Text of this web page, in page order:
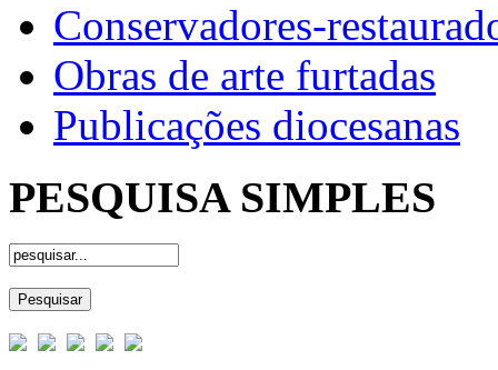
Conservadores-
Obras de arte furtadas
Publicações diocesanas
PESQUISA SIMPLES